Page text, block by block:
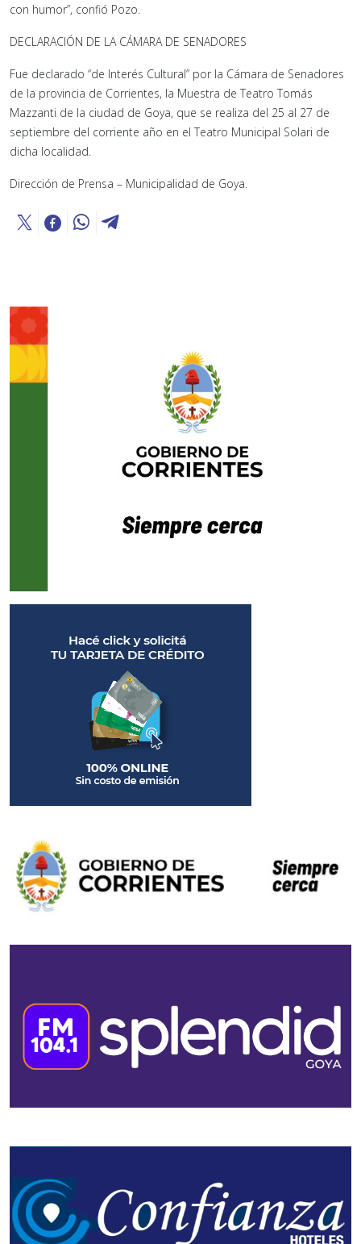
con humor”, confió Pozo.
DECLARACIÓN DE LA CÁMARA DE SENADORES
Fue declarado “de Interés Cultural” por la Cámara de Senadores
de la provincia de Corrientes, la Muestra de Teatro Tomás
Mazzanti de la ciudad de Goya, que se realiza del 25 al 27 de
septiembre del corriente año en el Teatro Municipal Solari de
dicha localidad.
Dirección de Prensa – Municipalidad de Goya.